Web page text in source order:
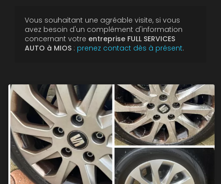
Vous souhaitant une agréable visite, si vous
avez besoin d'un complément d'information
concernant votre entreprise FULL SERVICES
AUTO à MIOS : prenez contact dès à présent.